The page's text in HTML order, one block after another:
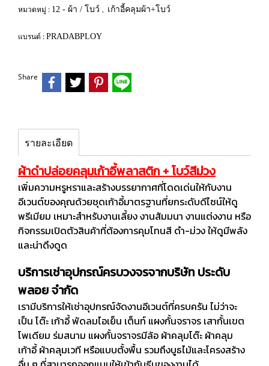
หมวดหมู่ : 12 - ผ้า / โบว์ , เก้าอี้คลุมผ้า+โบว์
แบรนด์ : PRADABPLOY
Share
รายละเอียด
ผ้าดำปล่อยคลุมเก้าอี้พลาสติก + โบว์สีม่วง
เพิ่มความหรูหราและสร้างบรรยากาศที่โดดเด่นให้กับงาน
อีเวนต์ของคุณด้วยชุดเก้าอี้มาตรฐานที่ยกระดับดีไซน์ให้ดู
พรีเมียม เหมาะสำหรับงานเลี้ยง งานสัมมนา งานแต่งงาน หรือ
กิจกรรมเปิดตัวสินค้าที่ต้องการคุมโทนสี ดำ-ม่วง ให้ดูมีพลัง
และน่าดึงดูด
บริการเช่าอุปกรณ์ครบวงจรจากบริษัท ประดับ
พลอย จำกัด
เรามีบริการให้เช่าอุปกรณ์จัดงานอีเวนต์ที่ครบครัน ไม่ว่าจะ
เป็น โต๊ะ เก้าอี้ พัดลมไอเย็น เต็นท์ แผงกั้นจราจร เสากั้นเขต
โพเดียม ร่มสนาม แผงกั้นจราจรมีล้อ ผ้าคลุมโต๊ะ ผ้าคลุม
เก้าอี้ ผ้าคลุมเวที หรือแบบตั้งพื้น รวมถึงบูธไม้และโครงสร้าง